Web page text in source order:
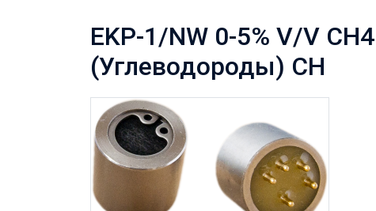
EKP-1/NW 0-5% V/V
(Углеводороды) CH